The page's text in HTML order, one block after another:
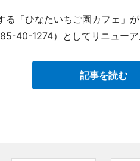
る「ひなたいちご園カフェ」
40-1274）としてリニューア
記事を読む